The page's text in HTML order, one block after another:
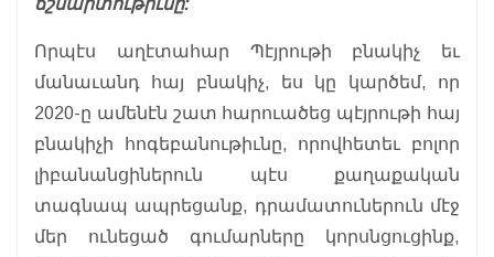
ճշմարտութիւնը:
Որպէս աղէտահար Պէյրութի բնակիչ եւ
մանաւանդ հայ բնակիչ, ես կը կարծեմ, որ
2020-ը ամենէն շատ հարուածեց պէյրութի հայ
բնակիչի հոգեբանութիւնը, որովհետեւ բոլոր
լիբանանցիներուն պէս քաղաքական
տագնապ ապրեցանք, դրամատուներուն մէջ
մեր ունեցած գումարները կորսնցուցինք,